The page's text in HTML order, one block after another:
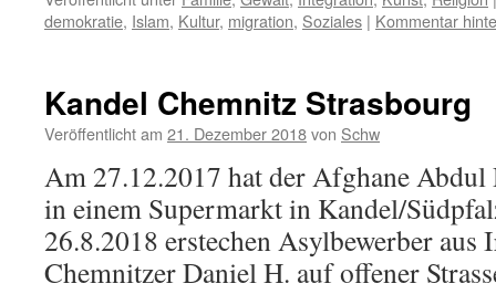
demokratie, Islam, Kultur, migration, Soziales | Kommentar
Kandel Chemnitz Strasbourg
Veröffentlicht am 21. Dezember 2018von Schw
Am 27.12.2017 hat der Afghane
in einem Supermarkt in Kandel/
26.8.2018 erstechen Asylbewerber
Chemnitzer Daniel H. auf offener